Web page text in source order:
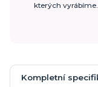
kterých vyrábíme.
Kompletní